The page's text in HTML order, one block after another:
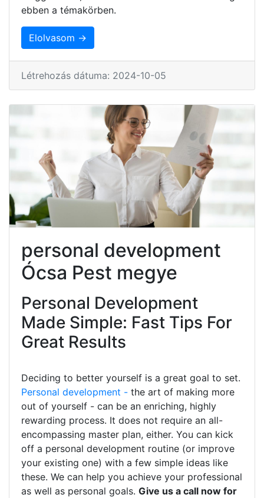
ebben a témakörben.
Elolvasom →
Létrehozás dátuma: 2024-10-05
personal development
Ócsa Pest megye
Personal Development
Made Simple: Fast Tips For
Great Results
Deciding to better yourself is a great goal to set.
Personal development - the art of making more
out of yourself - can be an enriching, highly
rewarding process. It does not require an all-
encompassing master plan, either. You can kick
off a personal development routine (or improve
your existing one) with a few simple ideas like
these. We can help you achieve your professional
as well as personal goals. Give us a call now for